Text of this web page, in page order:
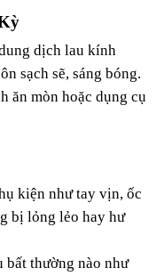
dịch lau kính
sạch sẽ, sáng bóng.
ăn mòn hoặc dụng cụ
kiện như tay vịn, ốc
bị lỏng lẻo hay hư
bất thường nào như